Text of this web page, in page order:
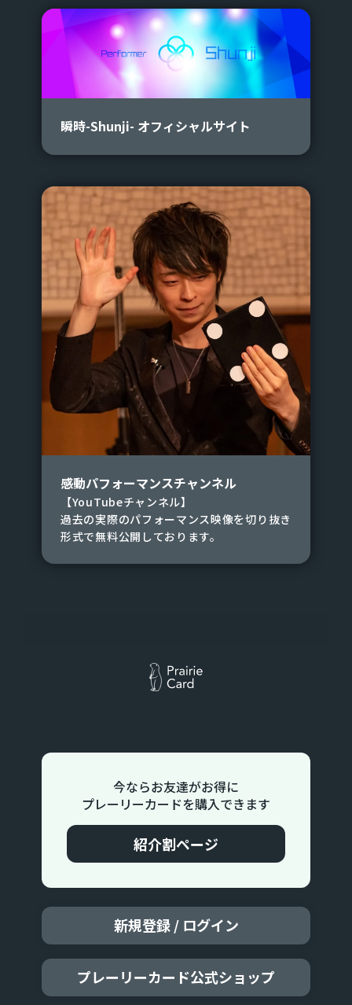
瞬時-Shunji- オフィシャルサイト
感動パフォーマンスチャンネル
【YouTubeチャンネル】
過去の実際のパフォーマンス映像を切り抜き
形式で無料公開しております。
今ならお友達がお得に
プレーリーカードを購入できます
紹介割ページ
新規登録 / ログイン
プレーリーカード公式ショップ